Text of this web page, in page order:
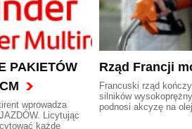
PAKIETÓW
wprowadza
Licytując
każde
Rząd Francji
Francuski rząd
silników
podnosi akcyzę na
bonusy preferujące